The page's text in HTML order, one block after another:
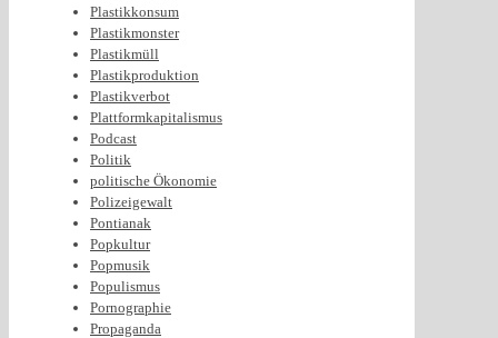
Plastikkonsum
Plastikmonster
Plastikmüll
Plastikproduktion
Plastikverbot
Plattformkapitalismus
Podcast
Politik
politische Ökonomie
Polizeigewalt
Pontianak
Popkultur
Popmusik
Populismus
Pornographie
Propaganda